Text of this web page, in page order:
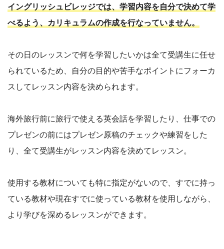
イングリッシュビレッジでは、学習内容を自分で決めて学
べるよう、カリキュラムの作成を行なっていません。
その日のレッスンで何を学習したいかは全て受講生に任せ
られているため、自分の目的や苦手なポイントにフォーカ
スしてレッスン内容を決められます。
海外旅行前に旅行で使える英会話を学習したり、仕事での
プレゼンの前にはプレゼン原稿のチェックや練習をした
り、全て受講生がレッスン内容を決めてレッスン。
使用する教材についても特に指定がないので、すでに持っ
ている教材や現在すでに使っている教材を使用しながら、
より学びを深めるレッスンができます。